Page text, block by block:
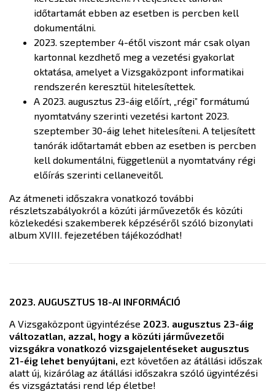
időtartamát ebben az esetben is percben kell
dokumentálni.
2023. szeptember 4-étől viszont már csak olyan
kartonnal kezdhető meg a vezetési gyakorlat
oktatása, amelyet a Vizsgaközpont informatikai
rendszerén keresztül hitelesítettek.
A 2023. augusztus 23-áig előírt, „régi” formátumú
nyomtatvány szerinti vezetési kartont 2023.
szeptember 30-áig lehet hitelesíteni. A teljesített
tanórák időtartamát ebben az esetben is percben
kell dokumentálni, függetlenül a nyomtatvány régi
előírás szerinti cellaneveitől.
Az átmeneti időszakra vonatkozó további
részletszabályokról a közúti járművezetők és közúti
közlekedési szakemberek képzéséről szóló bizonylati
album XVIII. fejezetében tájékozódhat!
2023. AUGUSZTUS 18-AI INFORMÁCIÓ
A Vizsgaközpont ügyintézése 2023. augusztus 23-áig
változatlan, azzal, hogy a közúti járművezetői
vizsgákra vonatkozó vizsgajelentéseket augusztus
21-éig lehet benyújtani, ezt követően az átállási időszak
alatt új, kizárólag az átállási időszakra szóló ügyintézési
és vizsgáztatási rend lép életbe!